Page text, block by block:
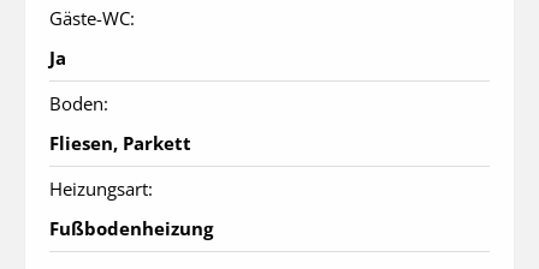
Gäste-WC:
Ja
Boden:
Fliesen, Parkett
Heizungsart:
Fußbodenheizung